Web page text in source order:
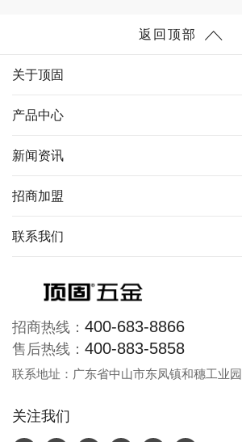
返回顶部
关于顶固
产品中心
新闻资讯
招商加盟
联系我们
招商热线： 400-683-8866
售后热线： 400-883-5858
联系地址：广东省中山市东凤镇和穗工业
关注我们